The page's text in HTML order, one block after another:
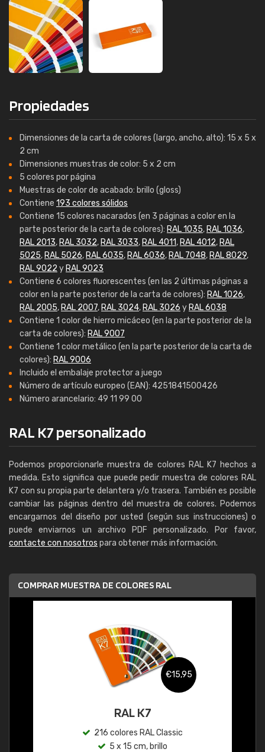
Propiedades
Dimensiones de la carta de colores (largo, ancho, alto): 15 x 5 x
2 cm
Dimensiones muestras de color: 5 x 2 cm
5 colores por página
Muestras de color de acabado: brillo (gloss)
Contiene 193 colores sólidos
Contiene 15 colores nacarados (en 3 páginas a color en la
parte posterior de la carta de colores): RAL 1035, RAL 1036,
RAL 2013, RAL 3032, RAL 3033, RAL 4011, RAL 4012, RAL
5025, RAL 5026, RAL 6035, RAL 6036, RAL 7048, RAL 8029,
RAL 9022 y RAL 9023
Contiene 6 colores fluorescentes (en las 2 últimas páginas a
color en la parte posterior de la carta de colores): RAL 1026,
RAL 2005, RAL 2007, RAL 3024, RAL 3026 y RAL 6038
Contiene 1 color de hierro micáceo (en la parte posterior de la
carta de colores): RAL 9007
Contiene 1 color metálico (en la parte posterior de la carta de
colores): RAL 9006
Incluido el embalaje protector a juego
Número de artículo europeo (EAN): 4251841500426
Número arancelario: 49 11 99 00
RAL K7 personalizado
Podemos proporcionarle muestra de colores RAL K7 hechos a
medida. Esto significa que puede pedir muestra de colores RAL
K7 con su propia parte delantera y/o trasera. También es posible
cambiar las páginas dentro del muestra de colores. Podemos
encargarnos del diseño por usted (según sus instrucciones) o
puede enviarnos un archivo PDF personalizado. Por favor,
contacte con nosotros para obtener más información.
COMPRAR MUESTRA DE COLORES RAL
€15,95
RAL K7
216 colores RAL Classic
5 x 15 cm, brillo